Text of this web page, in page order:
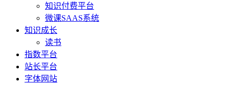
知识付费平台
微课SAAS系统
知识成长
读书
指数平台
站长平台
字体网站